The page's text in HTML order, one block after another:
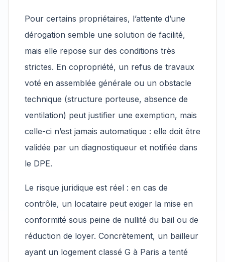
Pour certains propriétaires, l’attente d’une
dérogation semble une solution de facilité,
mais elle repose sur des conditions très
strictes. En copropriété, un refus de travaux
voté en assemblée générale ou un obstacle
technique (structure porteuse, absence de
ventilation) peut justifier une exemption, mais
celle-ci n’est jamais automatique : elle doit être
validée par un diagnostiqueur et notifiée dans
le DPE.
Le risque juridique est réel : en cas de
contrôle, un locataire peut exiger la mise en
conformité sous peine de nullité du bail ou de
réduction de loyer. Concrètement, un bailleur
ayant un logement classé G à Paris a tenté